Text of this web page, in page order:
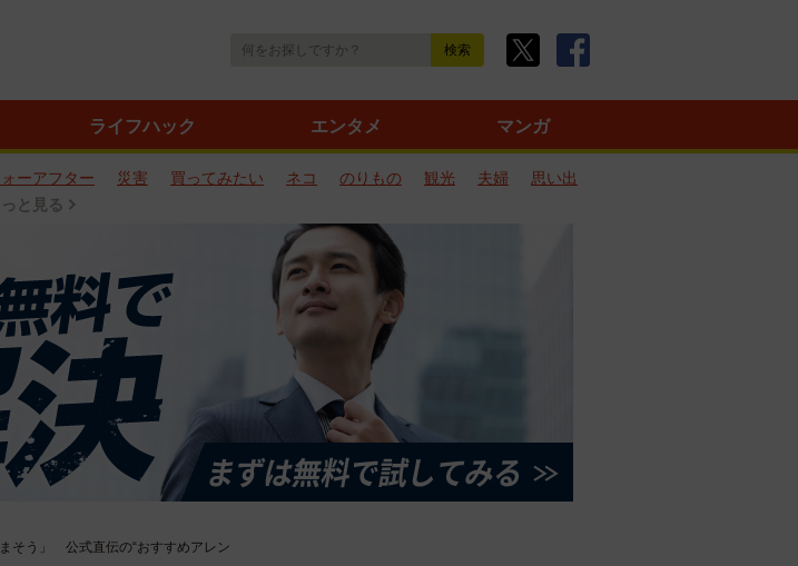
ライフハック エンタメ マンガ
ォーアフター 災害 買ってみたい ネコ のりもの 観光 夫婦
思い出
っと見る
そう」 公式直伝の“おすすめアレン